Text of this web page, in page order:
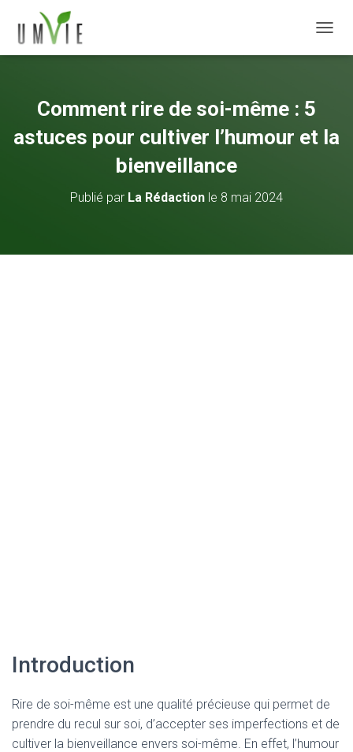
Comment rire de soi-même : 5
astuces pour cultiver l’humour et la
bienveillance
Publié par La Rédaction le 8 mai 2024
Introduction
Rire de soi-même est une qualité précieuse qui permet de
prendre du recul sur soi, d’accepter ses imperfections et de
cultiver la bienveillance envers soi-même. En effet, l’humour